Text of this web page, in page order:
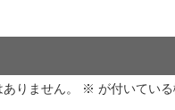
りません。 ※ が付いてい